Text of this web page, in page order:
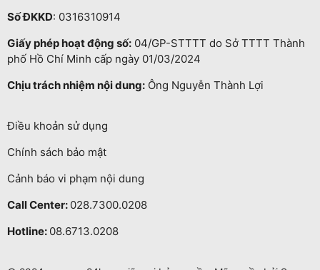
Số ĐKKD: 0316310914
Giấy phép hoạt động số: 04/GP-STTTT do Sở TTTT Thành
phố Hồ Chí Minh cấp ngày 01/03/2024
Chịu trách nhiệm nội dung: Ông Nguyễn Thành Lợi
Điều khoản sử dụng
Chính sách bảo mật
Cảnh báo vi phạm nội dung
Call Center: 028.7300.0208
Hotline: 08.6713.0208